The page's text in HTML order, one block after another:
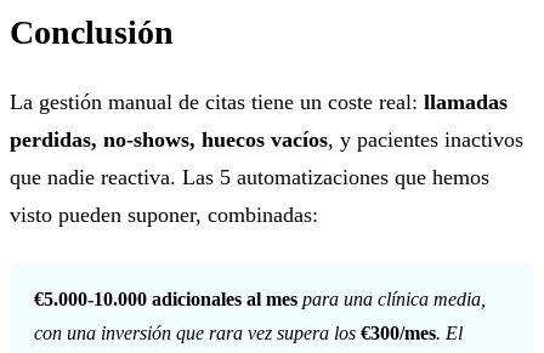
Conclusión
La gestión manual de citas tiene un coste real: llamadas
perdidas, no-shows, huecos vacíos, y pacientes inactivos
que nadie reactiva. Las 5 automatizaciones que hemos
visto pueden suponer, combinadas:
€5.000-10.000 adicionales al mes para una clínica media,
con una inversión que rara vez supera los €300/mes. El